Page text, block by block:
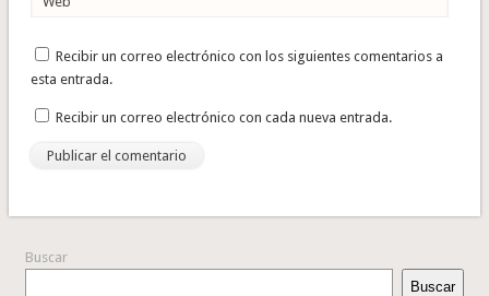
Recibir un correo electrónico con los siguientes comentarios a
esta entrada.
Recibir un correo electrónico con cada nueva entrada.
Buscar
Buscar